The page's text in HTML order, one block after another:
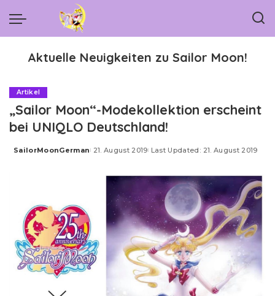
Aktuelle Neuigkeiten zu Sailor Moon!
Artikel
„Sailor Moon“-Modekollektion erscheint
bei UNIQLO Deutschland!
Posted
SailorMoonGerman 21. August 2019 Last Updated: 21. August 2019